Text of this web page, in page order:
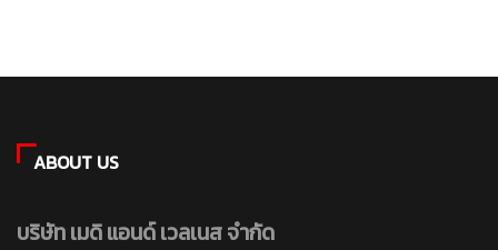
ABOUT US
บริษัท เมดิ แอนด์ เวลเนส จำกัด